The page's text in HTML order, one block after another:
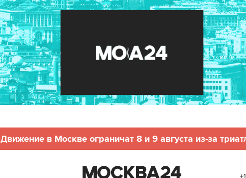
Движение в Москве ограничат 8 и 9 августа из-за